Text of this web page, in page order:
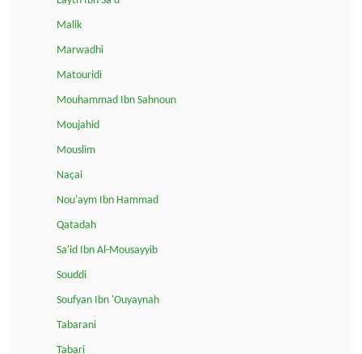
Malik
Marwadhi
Matouridi
Mouhammad Ibn Sahnoun
Moujahid
Mouslim
Naçai
Nou'aym Ibn Hammad
Qatadah
Sa'id Ibn Al-Mousayyib
Souddi
Soufyan Ibn 'Ouyaynah
Tabarani
Tabari